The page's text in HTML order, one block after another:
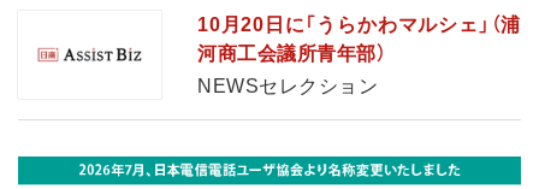
10月20日に「うらかわマルシェ」（浦
河商工会議所青年部）
NEWSセレクション